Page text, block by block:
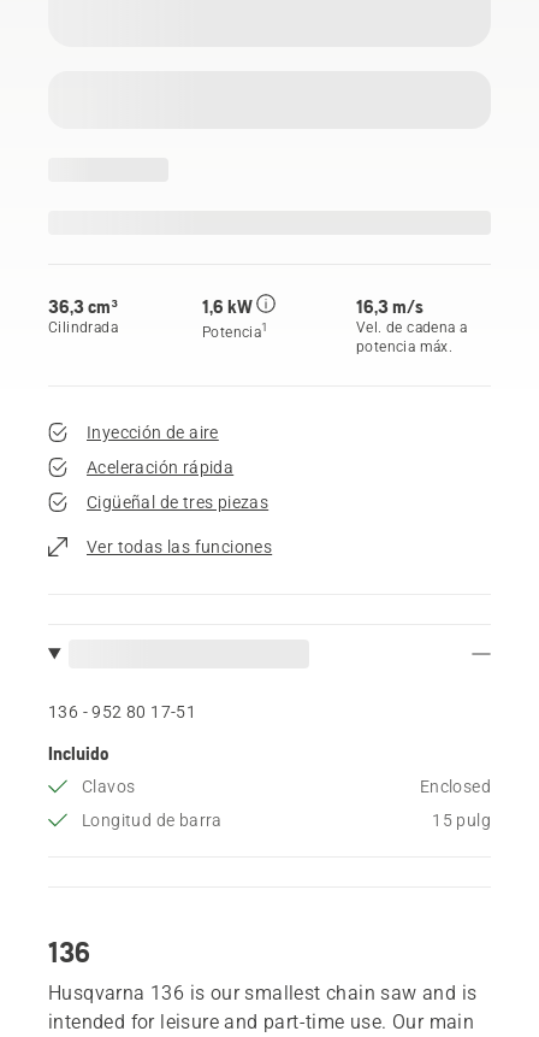
36,3 cm³
Cilindrada
1,6 kW
Potencia1
16,3 m/s
Vel. de cadena a
potencia máx.
Inyección de aire
Aceleración rápida
Cigüeñal de tres piezas
Ver todas las funciones
136 - 952 80 17‑51
Incluido
Clavos
Enclosed
Longitud de barra
15 pulg
136
Husqvarna 136 is our smallest chain saw and is
intended for leisure and part-time use. Our main